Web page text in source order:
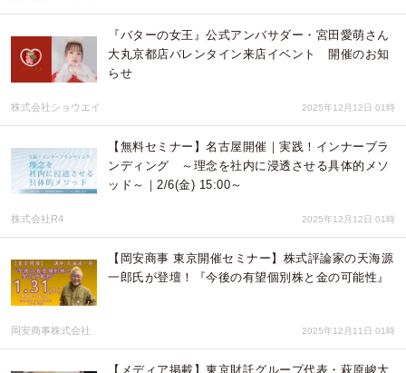
『バターの女王』公式アンバサダー・宮田愛萌さん
大丸京都店バレンタイン来店イベント 開催のお知
らせ
株式会社ショウエイ 2025年12月12日 01時
【無料セミナー】名古屋開催｜実践！インナーブラ
ンディング ～理念を社内に浸透させる具体的メソ
ッド～｜2/6(金) 15:00～
株式会社R4 2025年12月12日 01時
【岡安商事 東京開催セミナー】株式評論家の天海源
一郎氏が登壇！『今後の有望個別株と金の可能性』
岡安商事株式会社 2025年12月11日 01時
【メディア掲載】東京財託グループ代表・萩原峻大